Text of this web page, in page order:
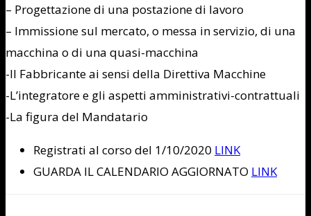
– Progettazione di una postazione di lavoro
– Immissione sul mercato, o messa in servizio, di una
macchina o di una quasi-macchina
-Il Fabbricante ai sensi della Direttiva Macchine
-L’integratore e gli aspetti amministrativi-contrattuali
-La figura del Mandatario
Registrati al corso del 1/10/2020 LINK
GUARDA IL CALENDARIO AGGIORNATO LINK